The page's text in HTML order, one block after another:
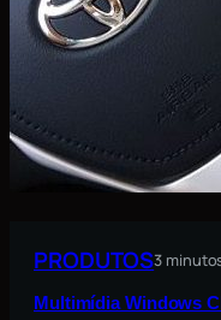
PRODUTOS3
Multimídia Windows